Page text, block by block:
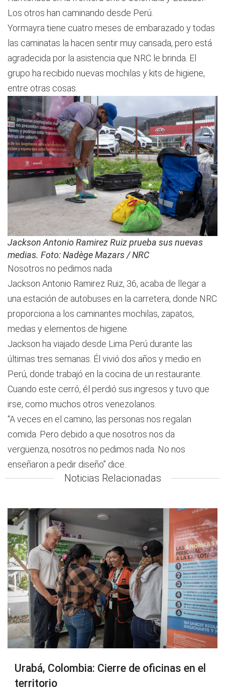
Los otros han caminando desde Perú.
Yormayra tiene cuatro meses de embarazado y todas
las caminatas la hacen sentir muy cansada, pero está
agradecida por la asistencia que NRC le brinda. El
grupo ha recibido nuevas mochilas y kits de higiene,
entre otras cosas.
Jackson Antonio Ramirez Ruiz prueba sus nuevas
medias. Foto: Nadège Mazars / NRC
Nosotros no pedimos nada
Jackson Antonio Ramirez Ruiz, 36, acaba de llegar a
una estación de autobuses en la carretera, donde NRC
proporciona a los caminantes mochilas, zapatos,
medias y elementos de higiene.
Jackson ha viajado desde Lima Perú durante las
últimas tres semanas. Él vivió dos años y medio en
Perú, donde trabajó en la cocina de un restaurante.
Cuando este cerró, él perdió sus ingresos y tuvo que
irse, como muchos otros venezolanos.
“A veces en el camino, las personas nos regalan
comida. Pero debido a que nosotros nos da
vergüenza, nosotros no pedimos nada. No nos
enseñaron a pedir diseño” dice.
Noticias Relacionadas
Urabá, Colombia: Cierre de oficinas en el
territorio